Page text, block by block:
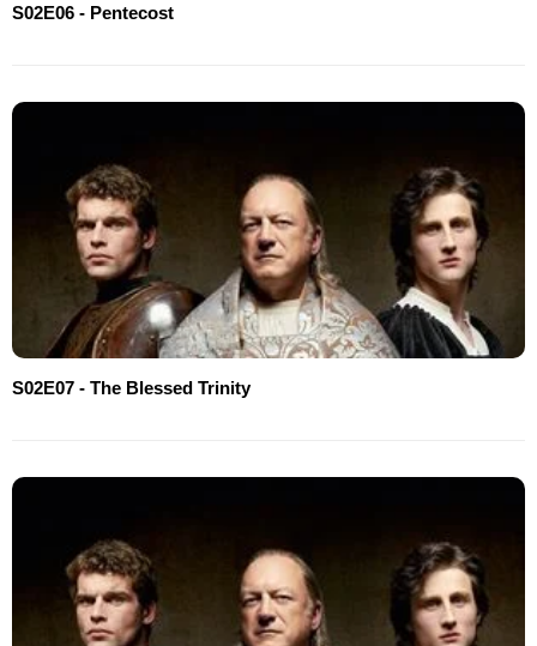
S02E06 - Pentecost
S02E07 - The Blessed Trinity